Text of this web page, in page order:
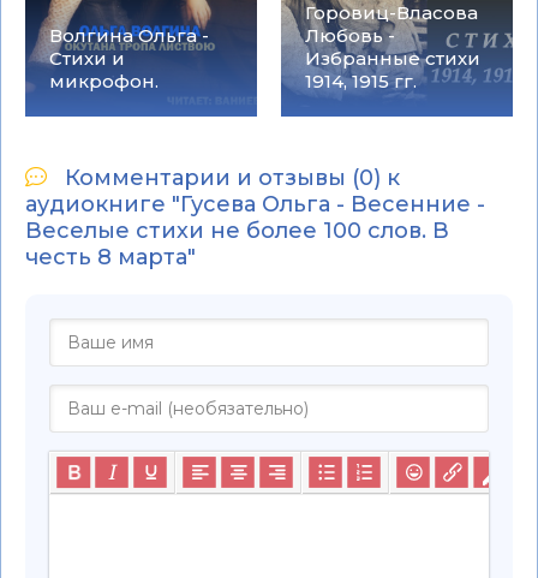
Волгина Ольга -
Стихи и
микрофон.
Горовиц-Власова
Любовь -
Избранные стихи
1914, 1915 гг.
Комментарии и отзывы (0) к
аудиокниге "Гусева Ольга - Весенние -
Веселые стихи не более 100 слов. В
честь 8 марта"